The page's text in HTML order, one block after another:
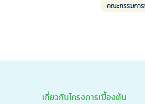
คณะกรรมกา
เกี่ยวกับโครงการเบื้องต้น